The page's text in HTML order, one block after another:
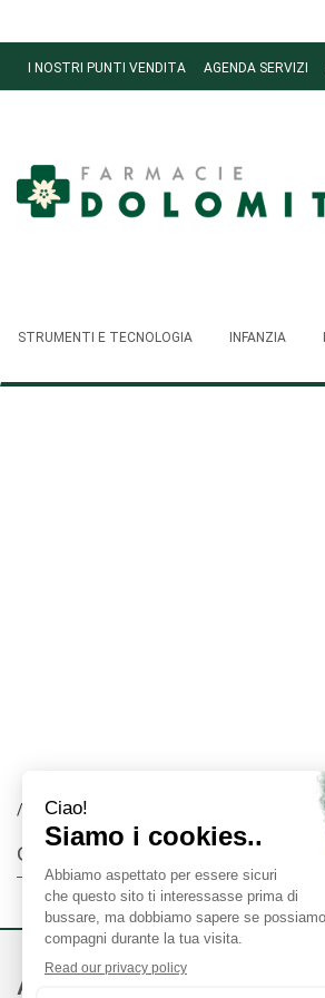
principaleI NOSTRI PUNTI VENDITA AGENDA SERVIZI
Dolomiti
STRUMENTI E TECNOLOGIA INFANZIA
/
Catalogo Prodotti
Offerte Volantino Farmacia
Area Utente